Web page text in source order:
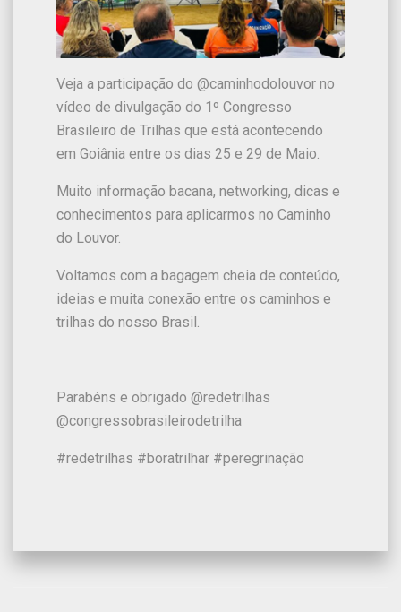
Veja a participação do @caminhodolouvor no
vídeo de divulgação do 1º Congresso
Brasileiro de Trilhas que está acontecendo
em Goiânia entre os dias 25 e 29 de Maio.
Muito informação bacana, networking, dicas e
conhecimentos para aplicarmos no Caminho
do Louvor.
Voltamos com a bagagem cheia de conteúdo,
ideias e muita conexão entre os caminhos e
trilhas do nosso Brasil.
Parabéns e obrigado @redetrilhas
@congressobrasileirodetrilha
#redetrilhas #boratrilhar #peregrinação